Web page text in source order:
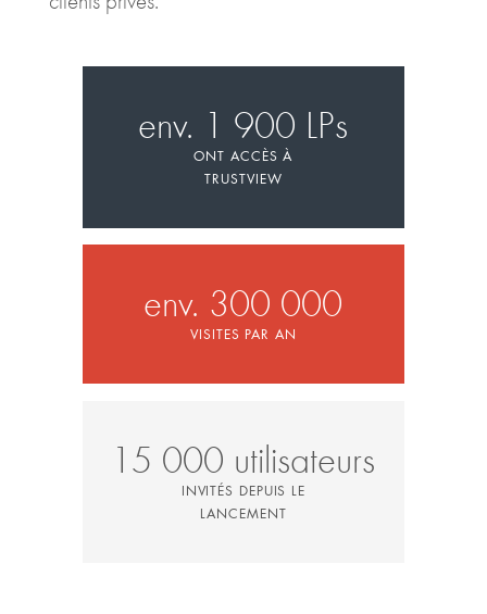
env. 1 900 LPs
ONT ACCÈS À
TRUSTVIEW
env. 300 000
VISITES PAR AN
15 000 utilisateurs
INVITÉS DEPUIS LE
LANCEMENT